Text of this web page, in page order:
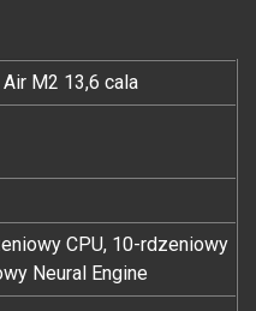
M2 13,6 cala
CPU, 10-rdzeniowy
Neural Engine